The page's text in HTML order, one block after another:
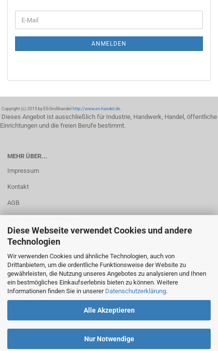
Diese Webseite verwendet Cookies und andere
Technologien
Wir verwenden Cookies und ähnliche Technologien, auch von
Drittanbietern, um die ordentliche Funktionsweise der Website zu
gewährleisten, die Nutzung unseres Angebotes zu analysieren und Ihnen
ein bestmögliches Einkaufserlebnis bieten zu können. Weitere
Informationen finden Sie in unserer Datenschutzerklärung.
Alle Akzeptieren
Nur Notwendige
ANMELDEN
Copyright (c) 2015 by ES-Großhandel http://www.es-handel.de.
Dieses Angebot ist ausschließlich für Industrie, Handwerk, Handel, öffentliche
Einrichtungen und die freien Berufe bestimmt.
MEHR ÜBER...
Impressum
Kontakt
AGB
Datenschutzerklärung
Alle Preisangaben verstehen sich netto zzgl. 19% MwSt. zzgl.
Versandkosten.